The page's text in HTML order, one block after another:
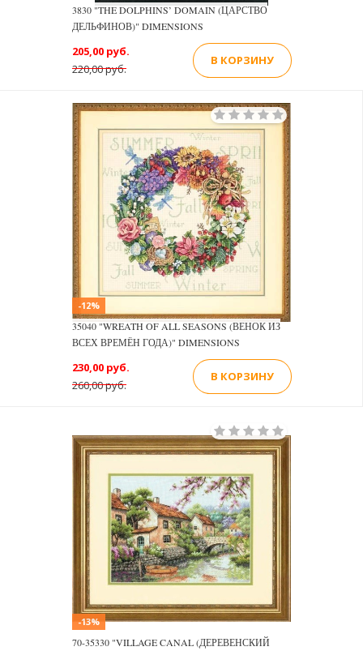
3830 "THE DOLPHINS’ DOMAIN (ЦАРСТВО
ДЕЛЬФИНОВ)" DIMENSIONS
220,00 руб.
205,00 руб.
В КОРЗИНУ
-12%
35040 "WREATH OF ALL SEASONS (ВЕНОК ИЗ
ВСЕХ ВРЕМЁН ГОДА)" DIMENSIONS
260,00 руб.
230,00 руб.
В КОРЗИНУ
-13%
70-35330 "VILLAGE CANAL (ДЕРЕВЕНСКИЙ